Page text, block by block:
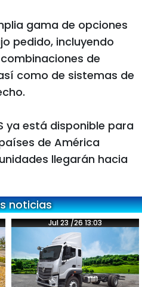
gama de opciones
pedido, incluyendo
de
como de sistemas de
ya está disponible para
de América
llegarán hacia
noticias
Jul 23 /26 13:03